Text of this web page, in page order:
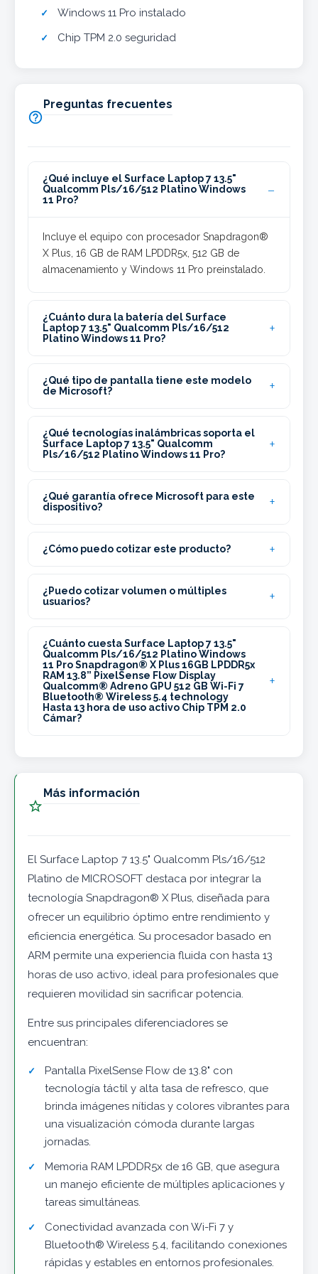
Windows 11 Pro instalado
Chip TPM 2.0 seguridad

Preguntas frecuentes
¿Qué incluye el Surface Laptop 7 13.5"
Qualcomm Pls/16/512 Platino Windows
11 Pro?
Incluye el equipo con procesador Snapdragon®
X Plus, 16 GB de RAM LPDDR5x, 512 GB de
almacenamiento y Windows 11 Pro preinstalado.
¿Cuánto dura la batería del Surface
Laptop 7 13.5" Qualcomm Pls/16/512
Platino Windows 11 Pro?
¿Qué tipo de pantalla tiene este modelo
de Microsoft?
¿Qué tecnologías inalámbricas soporta el
Surface Laptop 7 13.5" Qualcomm
Pls/16/512 Platino Windows 11 Pro?
¿Qué garantía ofrece Microsoft para este
dispositivo?
¿Cómo puedo cotizar este producto?
¿Puedo cotizar volumen o múltiples
usuarios?
¿Cuánto cuesta Surface Laptop 7 13.5"
Qualcomm Pls/16/512 Platino Windows
11 Pro Snapdragon® X Plus 16GB LPDDR5x
RAM 13.8” PixelSense Flow Display
Qualcomm® Adreno GPU 512 GB Wi-Fi 7
Bluetooth® Wireless 5.4 technology
Hasta 13 hora de uso activo Chip TPM 2.0
Cámar?

Más información
El Surface Laptop 7 13.5" Qualcomm Pls/16/512
Platino de MICROSOFT destaca por integrar la
tecnología Snapdragon® X Plus, diseñada para
ofrecer un equilibrio óptimo entre rendimiento y
eficiencia energética. Su procesador basado en
ARM permite una experiencia fluida con hasta 13
horas de uso activo, ideal para profesionales que
requieren movilidad sin sacrificar potencia.
Entre sus principales diferenciadores se
encuentran:
Pantalla PixelSense Flow de 13.8" con
tecnología táctil y alta tasa de refresco, que
brinda imágenes nítidas y colores vibrantes para
una visualización cómoda durante largas
jornadas.
Memoria RAM LPDDR5x de 16 GB, que asegura
un manejo eficiente de múltiples aplicaciones y
tareas simultáneas.
Conectividad avanzada con Wi-Fi 7 y
Bluetooth® Wireless 5.4, facilitando conexiones
rápidas y estables en entornos profesionales.